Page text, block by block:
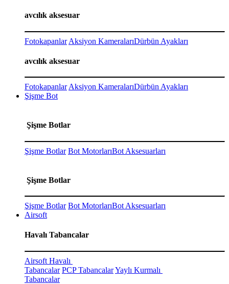
avcılık aksesuar
Fotokapanlar Aksiyon KameralarıDürbün Ayakları
avcılık aksesuar
Fotokapanlar Aksiyon KameralarıDürbün Ayakları
Şişme Bot
Şişme Botlar
Şişme Botlar Bot MotorlarıBot Aksesuarları
Şişme Botlar
Şişme Botlar Bot MotorlarıBot Aksesuarları
Airsoft
Havalı Tabancalar
Airsoft Havalı
Tabancalar PCP TabancalarYaylı Kurmalı
Tabancalar